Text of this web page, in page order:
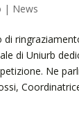
| News
di
di Uniurb
Ne